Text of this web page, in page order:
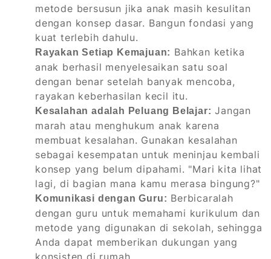
metode bersusun jika anak masih kesulitan
dengan konsep dasar. Bangun fondasi yang
kuat terlebih dahulu.
Rayakan Setiap Kemajuan: Bahkan ketika
anak berhasil menyelesaikan satu soal
dengan benar setelah banyak mencoba,
rayakan keberhasilan kecil itu.
Kesalahan adalah Peluang Belajar: Jangan
marah atau menghukum anak karena
membuat kesalahan. Gunakan kesalahan
sebagai kesempatan untuk meninjau kembali
konsep yang belum dipahami. "Mari kita lihat
lagi, di bagian mana kamu merasa bingung?"
Komunikasi dengan Guru: Berbicaralah
dengan guru untuk memahami kurikulum dan
metode yang digunakan di sekolah, sehingga
Anda dapat memberikan dukungan yang
konsisten di rumah.